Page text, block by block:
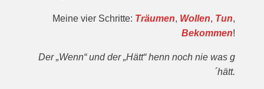
Meine vier Schritte: Träumen, Wollen, Tun,
Bekommen!
Der „Wenn“ und der „Hätt“ henn noch nie was g
´hätt.